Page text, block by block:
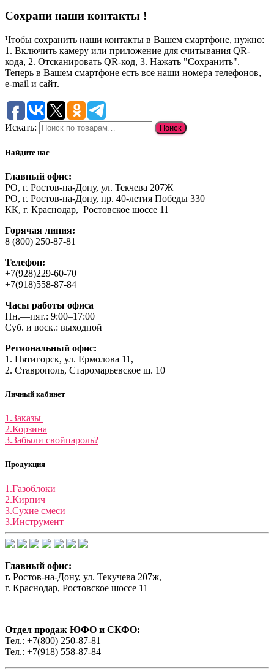
Сохрани наши контакты !
Чтобы сохранить наши контакты в Вашем смартфоне, нужно:
1. Включить камеру или приложение для считывания QR-
кода, 2. Отсканировать QR-код, 3. Нажать "Сохранить".
Теперь в Вашем смартфоне есть все наши номера телефонов,
e-mail и сайт.
Искать: Поиск
Найдите нас
Главный офис:
РО, г. Ростов-на-Дону, ул. Текчева 207Ж
РО, г. Ростов-на-Дону, пр. 40-летия Победы 330
КК, г. Краснодар, Ростовское шоссе 11
Горячая линия:
8 (800) 250-87-81
Телефон:
+7(928)229-60-70
+7(918)558-87-84
Часы работы офиса
Пн.—пят.: 9:00–17:00
Суб. и воск.: выходной
Региональный офис:
1. Пятигорск, ул. Ермолова 11,
2. Ставрополь, Старомарьевское ш. 10
Личный кабинет
1.Заказы
2.Корзина
3.Забыли свойпароль?
Продукция
1.Газоблоки
2.Кирпич
3.Сухие смеси
3.Инструмент
Главный офис:
г. Ростов-на-Дону, ул. Текучева 207ж,
г. Краснодар, Ростовское шоссе 11
Отдел продаж ЮФО и СКФО:
Тел.: +7(800) 250-87-81
Тел.: +7(918) 558-87-84